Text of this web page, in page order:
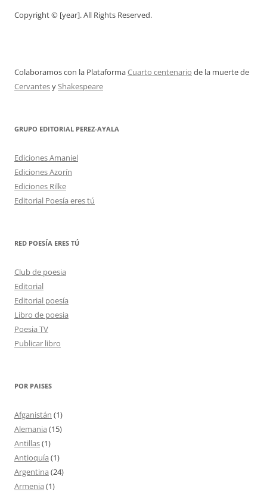
Copyright © [year]. All Rights Reserved.
Colaboramos con la PlataformaCuarto centenario de la muerte de
CervantesyShakespeare
GRUPO EDITORIAL PEREZ-AYALA
Ediciones Amaniel
Ediciones Azorín
Ediciones Rilke
Editorial Poesía eres tú
RED POESÍA ERES TÚ
Club de poesia
Editorial
Editorial poesía
Libro de poesia
Poesia TV
Publicar libro
POR PAISES
Afganistán (1)
Alemania (15)
Antillas(1)
Antioquía (1)
Argentina (24)
Armenia (1)